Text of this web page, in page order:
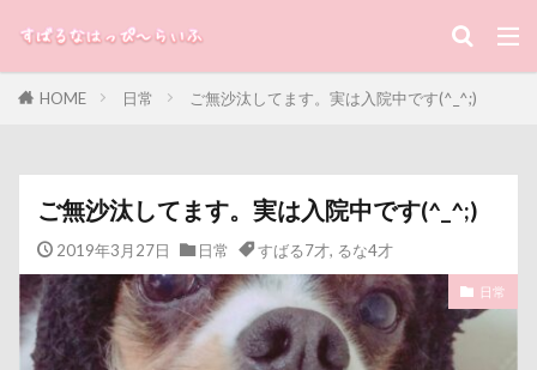
HOME 日常 ご無沙汰してます。実は入院中です(^_^;)
ご無沙汰してます。実は入院中です(^_^;)
2019年3月27日 日常 すばる7才, るな4才
日常
カテゴリー
タグ
100円ショップ 写真パネル 前橋市
初詣
出羽公園
出没！アド街ック天国
冷蔵庫